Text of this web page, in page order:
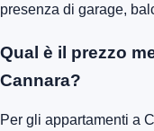
presenza di garage,
Qual è il prezzo
Cannara?
Per gli appartamenti a